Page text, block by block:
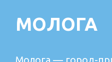
исчез с лица земли более семи
десятилетий назад.